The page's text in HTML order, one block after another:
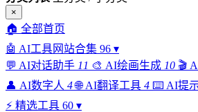
×
🏠 全部首页
🤖 AI工具网站合集 96 ▾
💬 AI对话助手 11 🎨 AI绘画生成 10 🎬
👤 AI数字人 4 🌐 AI翻译工具 4 ⌨️ AI提
⚡ 精选工具 60 ▾